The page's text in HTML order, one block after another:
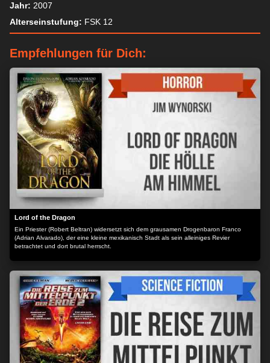
Jahr: 2007
Alterseinstufung: FSK 12
Empfehlungen für Dich:
Lord of the Dragon
Ein Priester (Robert Beltran) widersetzt sich dem grausamen Drogenbaron Franco
(Adrian Alvarado), der eine kleine mexikanisch Stadt als sein alleiniges Revier
betrachtet und dort brutal herrscht.